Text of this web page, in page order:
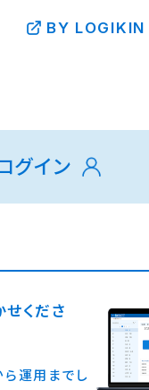
BY LOGIKIN
グイン
くださ